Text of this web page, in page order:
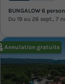
BUNGALOW 6
Du 19 au 26 sept., 7
Annulation gratuite